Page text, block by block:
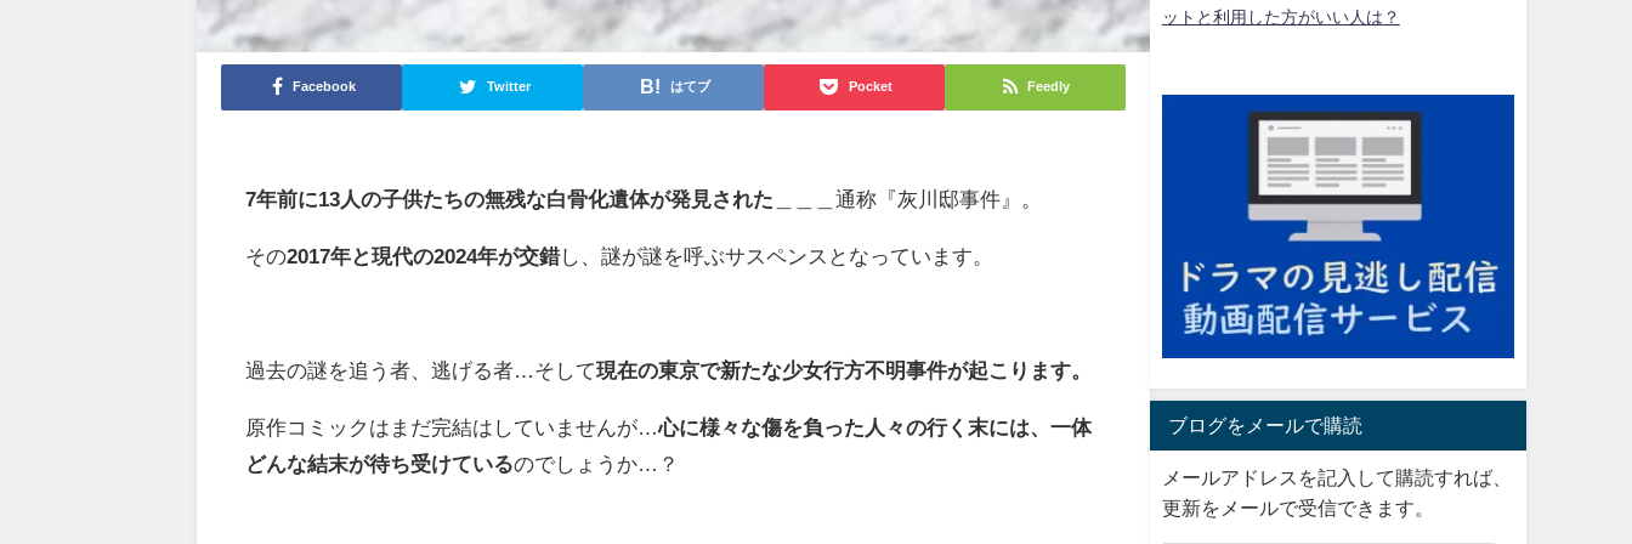
Facebook Twitter はてブ Pocket Feedly
7年前に13人の子供たちの無残な白骨化遺体が発見された ＿＿＿通称『灰川邸事件』。
その2017年と現代の2024年が交錯し、謎が謎を呼ぶサスペンスとなっています。
過去の謎を追う者、逃げる者…そして現在の東京で新たな少女行方不明事件が起こります。
原作コミックはまだ完結はしていませんが…心に様々な傷を負った人々の行く末には、一体
どんな結末が待ち受けているのでしょうか…？
ットと利用した方がいい人は？
ブログをメールで購読
メールアドレスを記入して購読すれば、
更新をメールで受信できます。